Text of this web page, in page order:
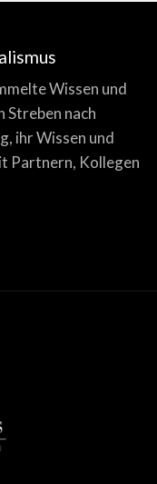
Wissen und
Streben nach
ihr Wissen und
Partnern, Kollegen